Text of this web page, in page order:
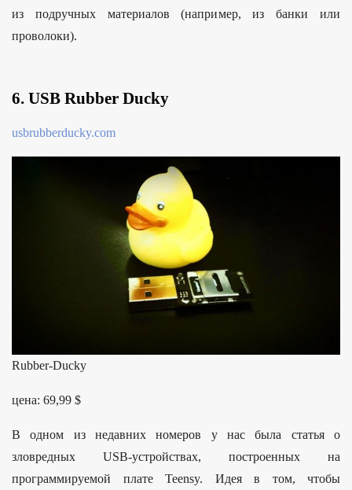
из подручных материалов (например, из банки или
проволоки).
6. USB Rubber Ducky
usbrubberducky.com
Rubber-Ducky
цена: 69,99 $
В одном из недавних номеров у нас была статья о
зловредных USB-устройствах, построенных на
программируемой плате Teensy. Идея в том, чтобы